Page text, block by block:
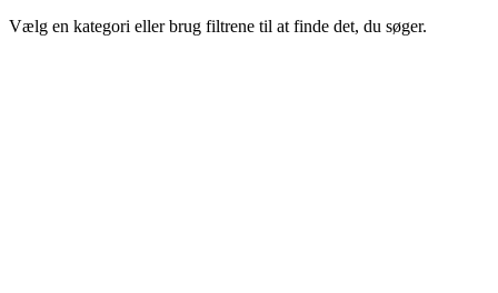
Vælg en kategori eller brug filtrene til at finde det, du søger.